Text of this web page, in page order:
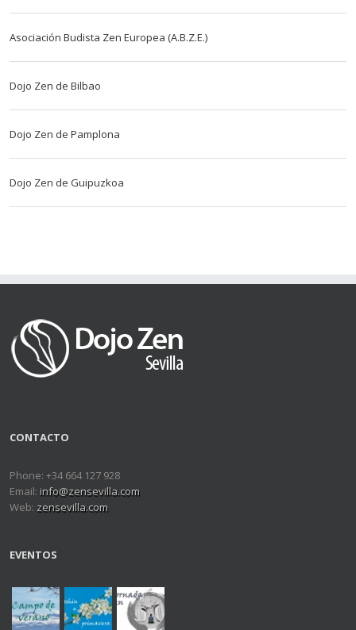
Asociación Budista Zen Europea (A.B.Z.E.)
Dojo Zen de Bilbao
Dojo Zen de Pamplona
Dojo Zen de Guipuzkoa
CONTACTO
Phone: +34 664 127 928
Email: info@zensevilla.com
Web: zensevilla.com
EVENTOS